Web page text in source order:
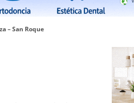
– San Roque
de la Encarnación Coronada –
Soledad – San Lorenzo